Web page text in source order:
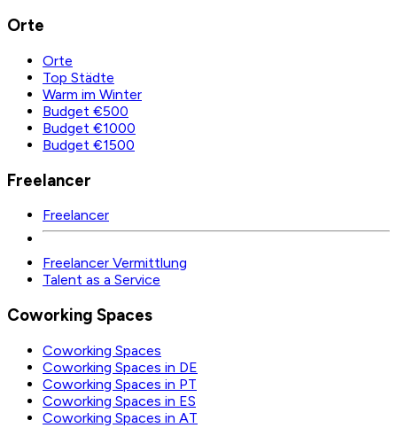
Orte
Orte
Top Städte
Warm im Winter
Budget €500
Budget €1000
Budget €1500
Freelancer
Freelancer
Freelancer Vermittlung
Talent as a Service
Coworking Spaces
Coworking Spaces
Coworking Spaces in DE
Coworking Spaces in PT
Coworking Spaces in ES
Coworking Spaces in AT